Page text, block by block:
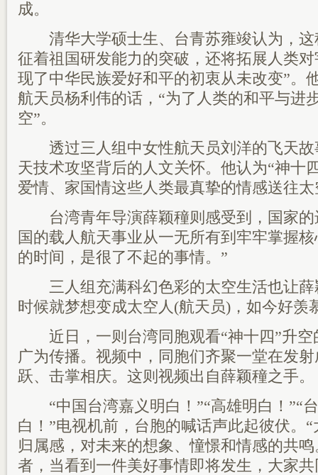
成。
清华大学硕士生、台青苏雍竣认为，这
征着祖国研发能力的突破，还将拓展人类
现了中华民族爱好和平的初衷从未改变”。
航天员杨利伟的话，“为了人类的和平与进
空”。
透过三人组中女性航天员刘洋的飞天故
天技术攻坚背后的人文关怀。他认为“神十
爱情、家国情这些人类最真挚的情感送往太
台湾青年导演薛颖穜则感受到，国家的
国的载人航天事业从一无所有到牢牢掌握
的时间，是很了不起的事情。”
三人组充满科幻色彩的太空生活也让薛
时候就梦想变成太空人(航天员)，如今好羡
近日，一则台湾同胞观看“神十四”升空
广为传播。视频中，同胞们齐聚一堂在发
跃、击掌相庆。这则视频出自薛颖穜之手。
“中国台湾嘉义明白！”“高雄明白！”“台
白！”电视机前，台胞的喊话声此起彼伏。
归属感，对未来的想象、憧憬和情感的共
者，当看到一件美好事情即将发生，大家